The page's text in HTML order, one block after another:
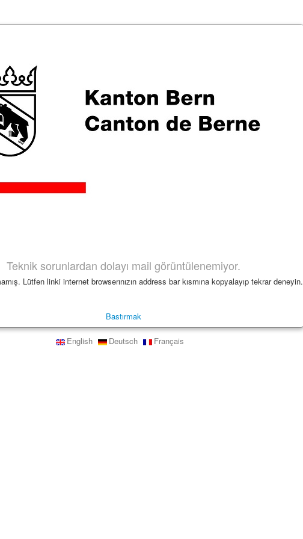
Teknik sorunlardan dolayı mail görüntülenemiyor.
Lütfen linki internet browserınızın address bar kısmına kopyalayıp tekrar deneyin.
Bastırmak
English Deutsch Français